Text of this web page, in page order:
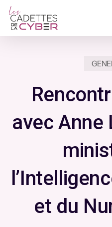
Passer
au
contenu
principal
avec Anne
et du